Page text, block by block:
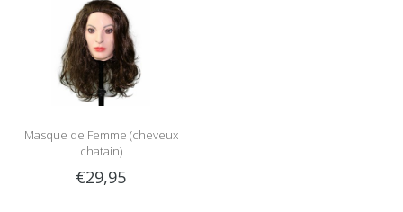
Masque de Femme (cheveux
chatain)
€29,95